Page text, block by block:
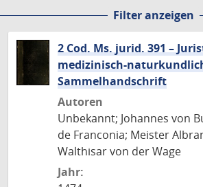
Filter anzeigen
2 Cod. Ms. jurid. 391 –
medizinisch-
Sammelhandschrift
Autoren
Unbekannt; Johannes von
de Franconia; Meister
Walthisar von der Wage
Jahr: